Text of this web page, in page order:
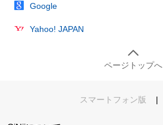
Google
Yahoo! JAPAN
ページトップへ
スマートフォン版 |